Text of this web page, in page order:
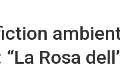
Rosa